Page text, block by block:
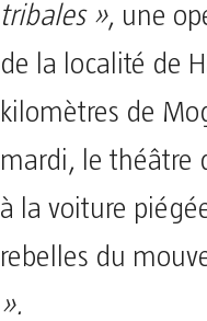
tribales », une
de la localité de
kilomètres de
mardi, le théâtre
à la voiture
rebelles du
».